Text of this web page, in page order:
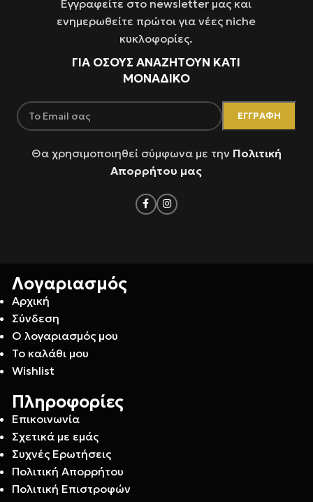
Εγγραφείτε στο newsletter μας και
ενημερωθείτε πρώτοι για νέες niche
κυκλοφορίες.
ΓΙΑ ΌΣΟΥΣ ΑΝΑΖΗΤΟΥΝ ΚΑΤΙ
ΜΟΝΑΔΙΚΟ
Θα χρησιμοποιηθεί σύμφωνα με την Πολιτική
Απορρήτου μας
Λογαριασμός
Αρχική
Σύνδεση
Ο λογαριασμός μου
Το καλάθι μου
Wishlist
Πληροφορίες
Επικοινωνία
Σχετικά με εμάς
Συχνές Ερωτήσεις
Πολιτική Απορρήτου
Πολιτική Επιστροφών